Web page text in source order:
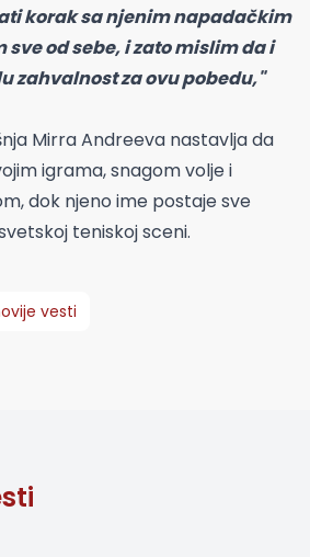
korak sa njenim napadačkim
sve od sebe, i zato mislim da i
zahvalnost za ovu pobedu,"
Mirra Andreeva nastavlja da
igrama, snagom volje i
dok njeno ime postaje sve
teniskoj sceni.
vesti